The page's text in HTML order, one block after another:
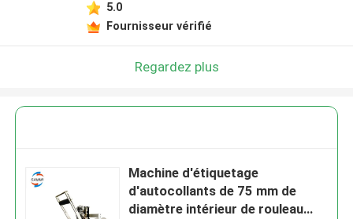
5.0
Fournisseur vérifié
Regardez plus
Machine d'étiquetage
d'autocollants de 75 mm de
diamètre intérieur de rouleau